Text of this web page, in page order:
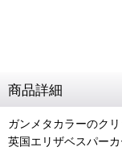
商品詳細
ガンメタカラーのクリ
英国エリザベスパー